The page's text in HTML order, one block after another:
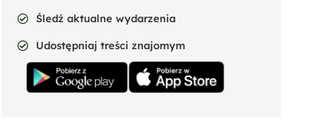
Śledź aktualne wydarzenia
Udostępniaj treści znajomym